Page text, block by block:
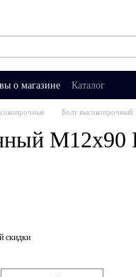
о магазине Каталог
Болт
М12х90
скидки